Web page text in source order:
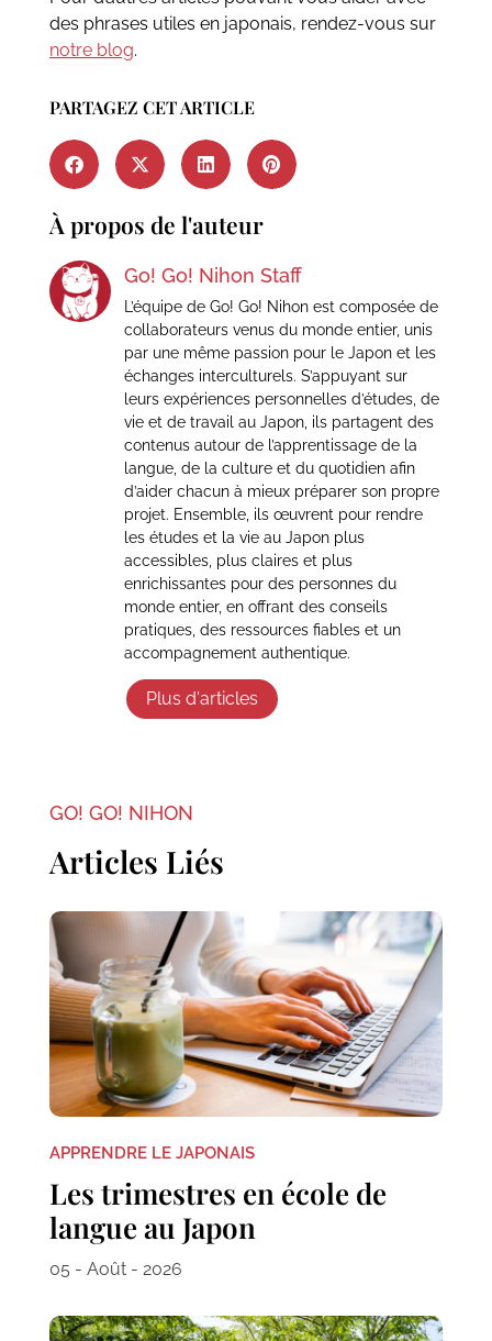
des phrases utiles en japonais, rendez-vous sur
notre blog.
PARTAGEZ CET ARTICLE
À propos de l'auteur
Go! Go! Nihon Staff
L’équipe de Go! Go! Nihon est composée de
collaborateurs venus du monde entier, unis
par une même passion pour le Japon et les
échanges interculturels. S’appuyant sur
leurs expériences personnelles d’études, de
vie et de travail au Japon, ils partagent des
contenus autour de l’apprentissage de la
langue, de la culture et du quotidien afin
d’aider chacun à mieux préparer son propre
projet. Ensemble, ils œuvrent pour rendre
les études et la vie au Japon plus
accessibles, plus claires et plus
enrichissantes pour des personnes du
monde entier, en offrant des conseils
pratiques, des ressources fiables et un
accompagnement authentique.
Plus d'articles
GO! GO! NIHON
Articles Liés
APPRENDRE LE JAPONAIS
Les trimestres en école de
langue au Japon
05 - Août - 2026